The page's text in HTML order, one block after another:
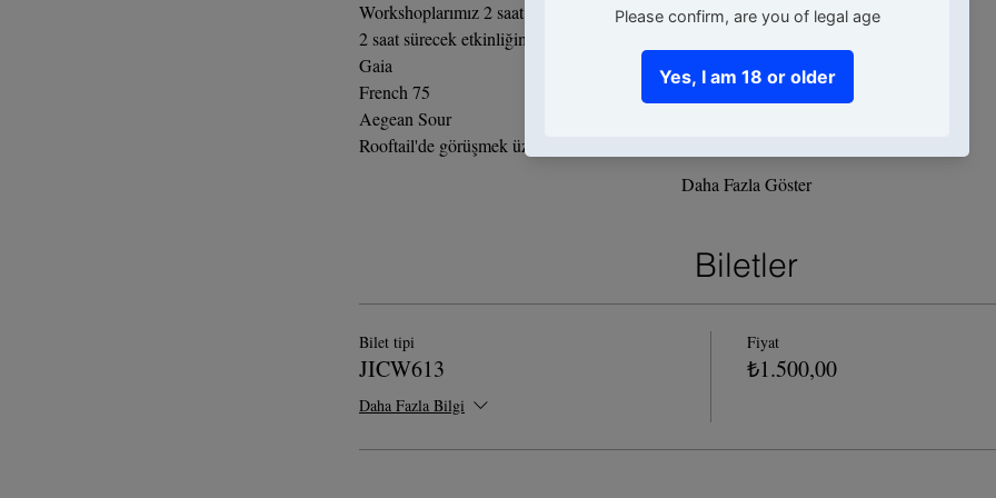
Workshoplarımız 2 saat sürüyor, 3 kokteyl üretip tüketiyor olacağız.
2 saat sürecek etkinliğimizde birlikte hazırlayacağımız kokteyller :
Gaia
French 75
Aegean Sour
Rooftail'de görüşmek üzere 🥂
Daha Fazla Göster
Biletler
Bilet tipi
JICW613
Daha Fazla Bilgi
Fiyat
₺1.500,00